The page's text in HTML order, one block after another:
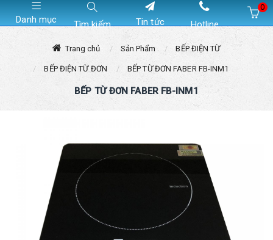
Danh mục Tìm kiếm Tin tức Hotline
0
Trang chủ Sản Phẩm BẾP ĐIỆN TỪ
BẾP ĐIỆN TỪ ĐƠN BẾP TỪ ĐƠN FABER FB-INM1
BẾP TỪ ĐƠN FABER FB-INM1